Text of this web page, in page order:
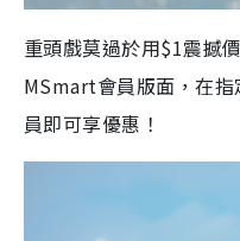
重頭戲莫過於用$1震撼
MSmart會員版面，在
員即可享優惠！